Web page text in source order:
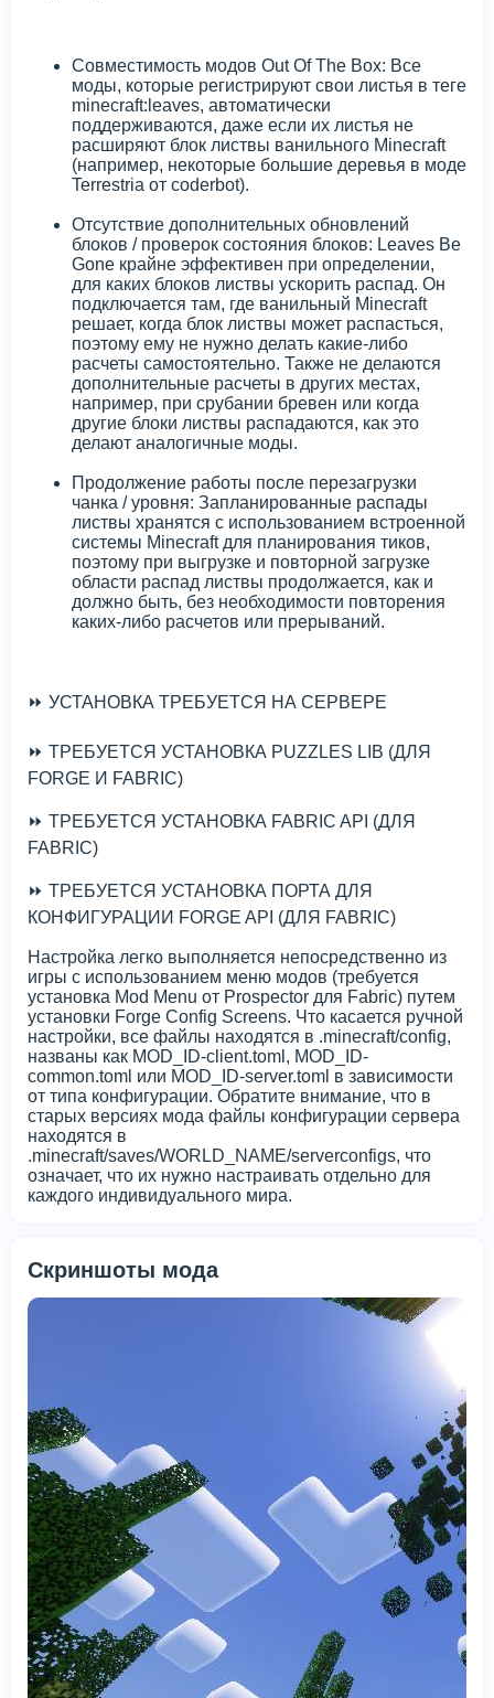
Совместимость модов Out Of The Box: Все
моды, которые регистрируют свои листья в теге
minecraft:leaves, автоматически
поддерживаются, даже если их листья не
расширяют блок листвы ванильного Minecraft
(например, некоторые большие деревья в моде
Terrestria от coderbot).
Отсутствие дополнительных обновлений
блоков / проверок состояния блоков: Leaves Be
Gone крайне эффективен при определении,
для каких блоков листвы ускорить распад. Он
подключается там, где ванильный Minecraft
решает, когда блок листвы может распасться,
поэтому ему не нужно делать какие-либо
расчеты самостоятельно. Также не делаются
дополнительные расчеты в других местах,
например, при срубании бревен или когда
другие блоки листвы распадаются, как это
делают аналогичные моды.
Продолжение работы после перезагрузки
чанка / уровня: Запланированные распады
листвы хранятся с использованием встроенной
системы Minecraft для планирования тиков,
поэтому при выгрузке и повторной загрузке
области распад листвы продолжается, как и
должно быть, без необходимости повторения
каких-либо расчетов или прерываний.
⏩ УСТАНОВКА ТРЕБУЕТСЯ НА СЕРВЕРЕ
⏩ ТРЕБУЕТСЯ УСТАНОВКА PUZZLES LIB (ДЛЯ
FORGE И FABRIC)
⏩ ТРЕБУЕТСЯ УСТАНОВКА FABRIC API (ДЛЯ
FABRIC)
⏩ ТРЕБУЕТСЯ УСТАНОВКА ПОРТА ДЛЯ
КОНФИГУРАЦИИ FORGE API (ДЛЯ FABRIC)
Настройка легко выполняется непосредственно из
игры с использованием меню модов (требуется
установка Mod Menu от Prospector для Fabric) путем
установки Forge Config Screens. Что касается ручной
настройки, все файлы находятся в .minecraft/config,
названы как MOD_ID-client.toml, MOD_ID-
common.toml или MOD_ID-server.toml в зависимости
от типа конфигурации. Обратите внимание, что в
старых версиях мода файлы конфигурации сервера
находятся в
.minecraft/saves/WORLD_NAME/serverconfigs, что
означает, что их нужно настраивать отдельно для
каждого индивидуального мира.
Скриншоты мода